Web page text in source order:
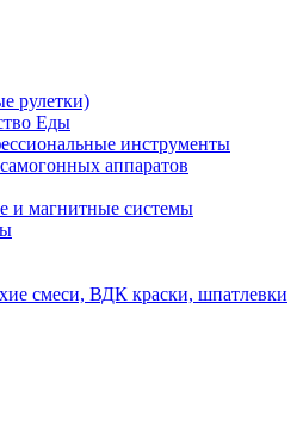
рулетки)
Еды
инструменты
аппаратов
и магнитные системы
смеси, ВДК краски, шпатлевки